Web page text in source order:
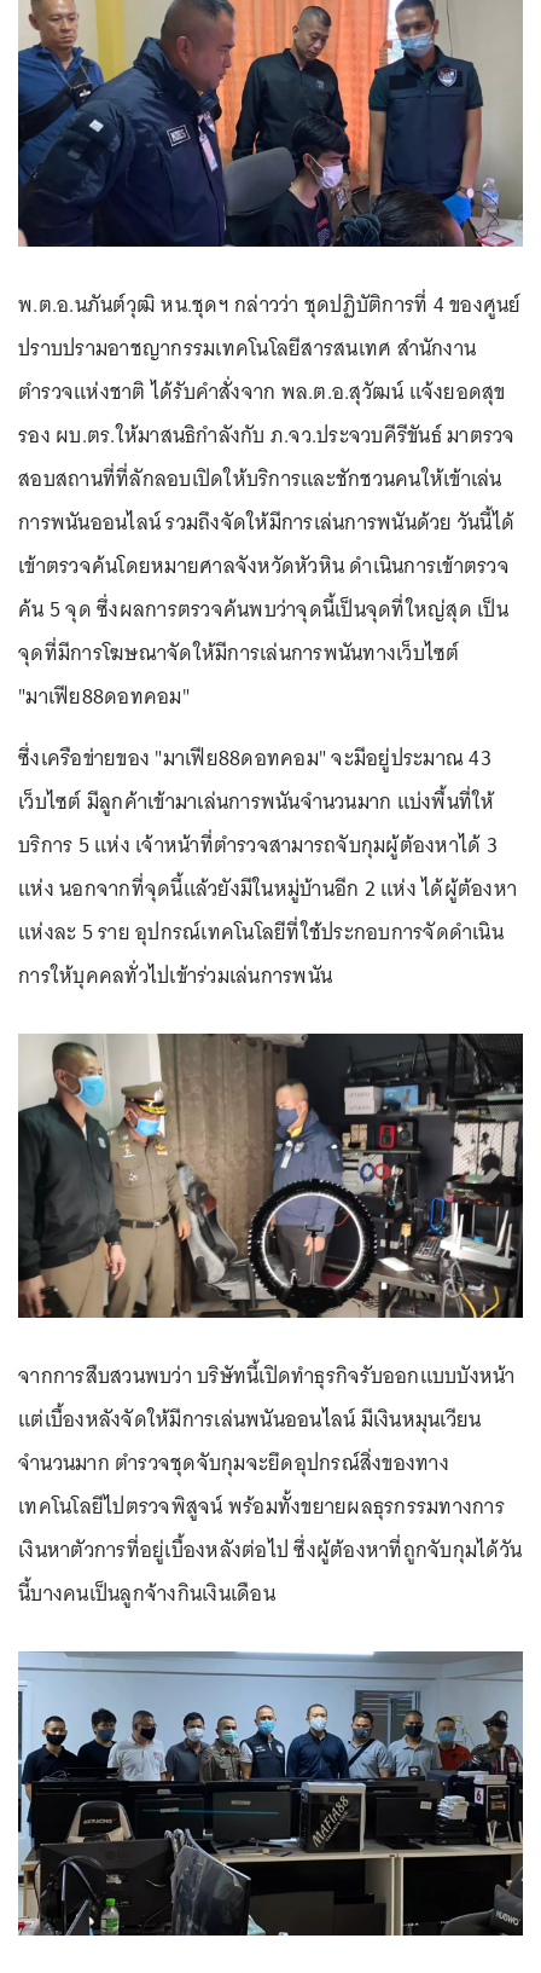
พ.ต.อ.นภันต์วุฒิ หน.ชุดฯ กล่าวว่า ชุดปฏิบัติการที่ 4 ของศูนย์
ปราบปรามอาชญากรรมเทคโนโลยีสารสนเทศ สำนักงาน
ตำรวจแห่งชาติ ได้รับคำสั่งจาก พล.ต.อ.สุวัฒน์ แจ้งยอดสุข
รอง ผบ.ตร.ให้มาสนธิกำลังกับ ภ.จว.ประจวบคีรีขันธ์ มาตรวจ
สอบสถานที่ที่ลักลอบเปิดให้บริการและชักชวนคนให้เข้าเล่น
การพนันออนไลน์ รวมถึงจัดให้มีการเล่นการพนันด้วย วันนี้ได้
เข้าตรวจค้นโดยหมายศาลจังหวัดหัวหิน ดำเนินการเข้าตรวจ
ค้น 5 จุด ซึ่งผลการตรวจค้นพบว่าจุดนี้เป็นจุดที่ใหญ่สุด เป็น
จุดที่มีการโฆษณาจัดให้มีการเล่นการพนันทางเว็บไซต์
"มาเฟีย88ดอทคอม"
ซึ่งเครือข่ายของ "มาเฟีย88ดอทคอม" จะมีอยู่ประมาณ 43
เว็บไซต์ มีลูกค้าเข้ามาเล่นการพนันจำนวนมาก แบ่งพื้นที่ให้
บริการ 5 แห่ง เจ้าหน้าที่ตำรวจสามารถจับกุมผู้ต้องหาได้ 3
แห่ง นอกจากที่จุดนี้แล้วยังมีในหมู่บ้านอีก 2 แห่ง ได้ผู้ต้องหา
แห่งละ 5 ราย อุปกรณ์เทคโนโลยีที่ใช้ประกอบการจัดดำเนิน
การให้บุคคลทั่วไปเข้าร่วมเล่นการพนัน
จากการสืบสวนพบว่า บริษัทนี้เปิดทำธุรกิจรับออกแบบบังหน้า
แต่เบื้องหลังจัดให้มีการเล่นพนันออนไลน์ มีเงินหมุนเวียน
จำนวนมาก ตำรวจชุดจับกุมจะยึดอุปกรณ์สิ่งของทาง
เทคโนโลยีไปตรวจพิสูจน์ พร้อมทั้งขยายผลธุรกรรมทางการ
เงินหาตัวการที่อยู่เบื้องหลังต่อไป ซึ่งผู้ต้องหาที่ถูกจับกุมได้วัน
นี้บางคนเป็นลูกจ้างกินเงินเดือน